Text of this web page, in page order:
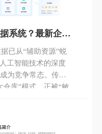
系统？最新企业
指南
已从“辅助资源”蜕
工智能技术的深度
为竞争常态。传统
库”模式，正被“敏